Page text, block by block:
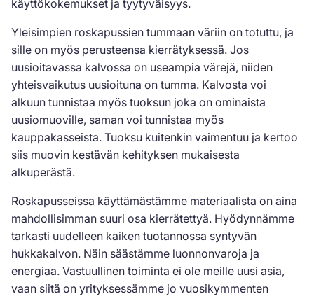
käyttökokemukset ja tyytyväisyys.
Yleisimpien roskapussien tummaan väriin on totuttu, ja
sille on myös perusteensa kierrätyksessä. Jos
uusioitavassa kalvossa on useampia värejä, niiden
yhteisvaikutus uusioituna on tumma. Kalvosta voi
alkuun tunnistaa myös tuoksun joka on ominaista
uusiomuoville, saman voi tunnistaa myös
kauppakasseista. Tuoksu kuitenkin vaimentuu ja kertoo
siis muovin kestävän kehityksen mukaisesta
alkuperästä.
Roskapusseissa käyttämästämme materiaalista on aina
mahdollisimman suuri osa kierrätettyä. Hyödynnämme
tarkasti uudelleen kaiken tuotannossa syntyvän
hukkakalvon. Näin säästämme luonnonvaroja ja
energiaa. Vastuullinen toiminta ei ole meille uusi asia,
vaan siitä on yrityksessämme jo vuosikymmenten